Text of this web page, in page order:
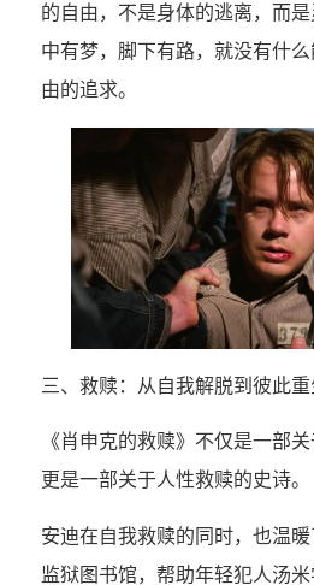
的自由，不是身体的逃离，而
中有梦，脚下有路，就没有什
由的追求。
三、救赎：从自我解脱到彼此重
《肖申克的救赎》不仅是一部
更是一部关于人性救赎的史诗。
安迪在自我救赎的同时，也温
监狱图书馆，帮助年轻犯人汤